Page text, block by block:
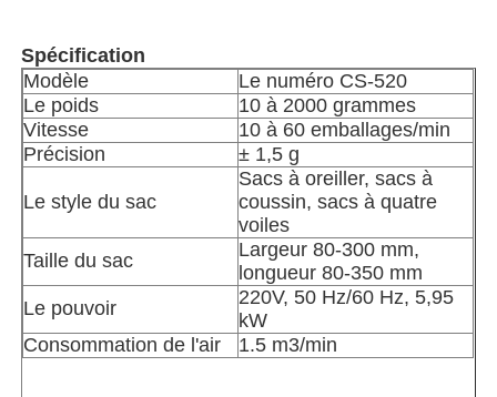
Machine d'emballage de poudre
Services de transformation des emballages
Matériau d'emballage
Spécification
Modèle
Le numéro CS-520
Le poids
10 à 2000 grammes
Vitesse
10 à 60 emballages/min
Précision
± 1,5 g
Le style du sac
Sacs à oreiller, sacs à
coussin, sacs à quatre
voiles
Taille du sac
Largeur 80-300 mm,
longueur 80-350 mm
Le pouvoir
220V, 50 Hz/60 Hz, 5,95
kW
Consommation de l'air
1.5 m3/min